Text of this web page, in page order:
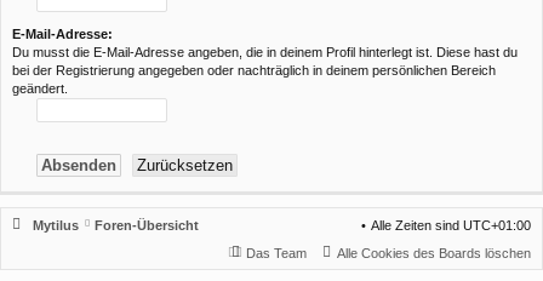
E-Mail-Adresse:
Du musst die E-Mail-Adresse angeben, die in deinem Profil hinterlegt ist. Diese hast du
bei der Registrierung angegeben oder nachträglich in deinem persönlichen Bereich
geändert.
Mytilus Foren-Übersicht Alle Zeiten sind UTC+01:00
Alle Cookies des Boards löschen
Das Team